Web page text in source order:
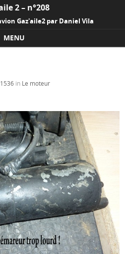
2 – n°208
Gaz'aile2 par Daniel Vila
MENU
in Le moteur